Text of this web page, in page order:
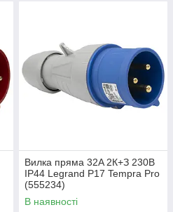
Вилка пряма 32A 2К+З 230В
IP44 Legrand P17 Tempra Pro
(555234)
В наявності